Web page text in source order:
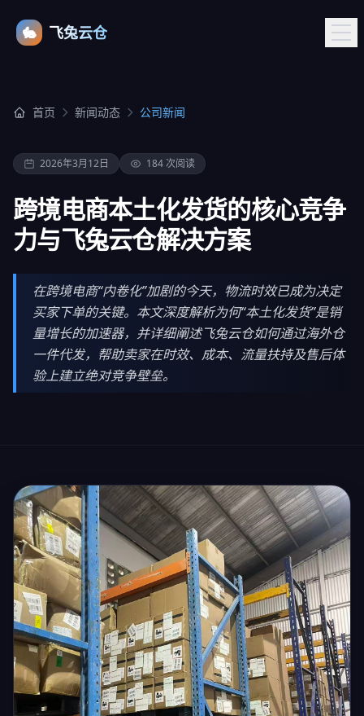
🐇 飞兔云仓
首页 新闻动态 公司新闻
2026年3月12日 184 次阅读
跨境电商本土化发货的核心竞争
力与飞兔云仓解决方案
在跨境电商“内卷化”加剧的今天，物流时效已成为决定
买家下单的关键。本文深度解析为何“本土化发货”是销
量增长的加速器，并详细阐述飞兔云仓如何通过海外仓
一件代发，帮助卖家在时效、成本、流量扶持及售后体
验上建立绝对竞争壁垒。